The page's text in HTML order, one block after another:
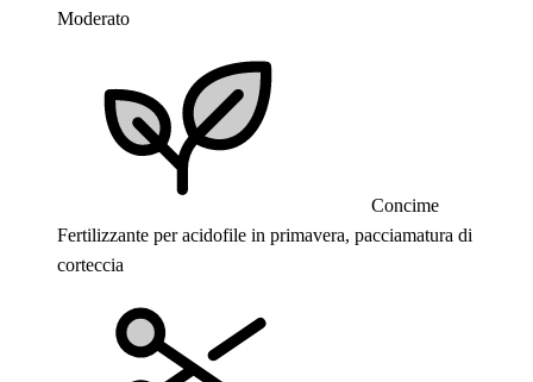
Moderato
Concime
Fertilizzante per acidofile in primavera, pacciamatura di
corteccia